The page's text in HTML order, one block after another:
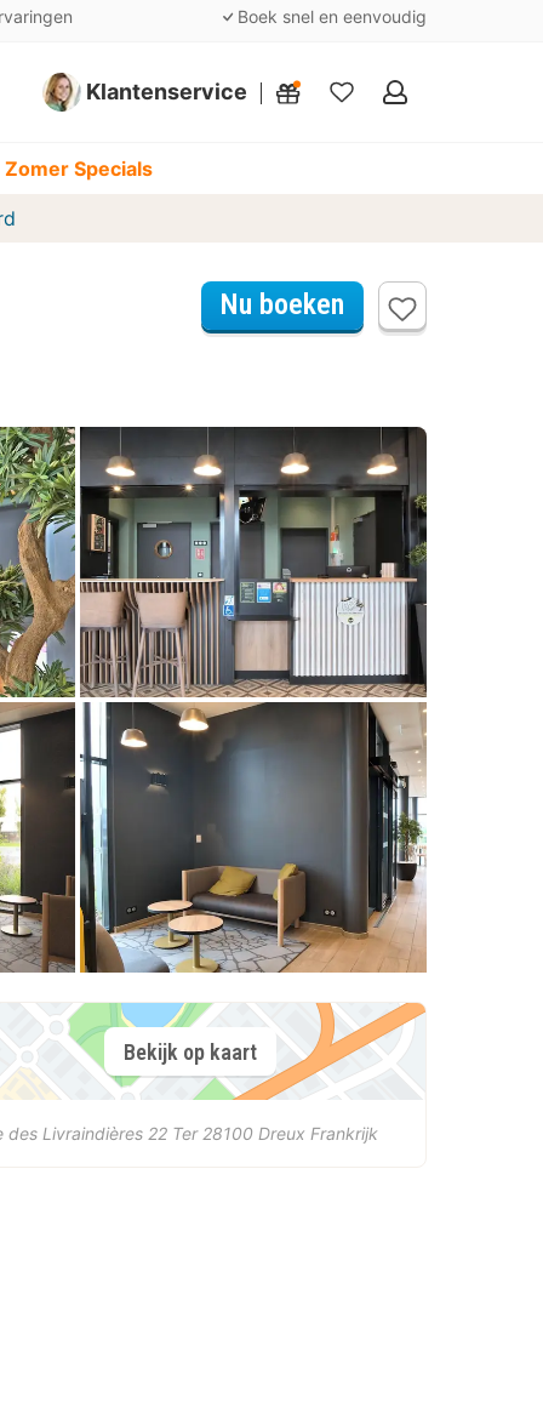
Boek snel en eenvoudig
Klantenservice
Mijn
Specials
Nu boeken
Bekijk op kaart
des Livraindières 22 Ter 28100 Dreux Frankrijk